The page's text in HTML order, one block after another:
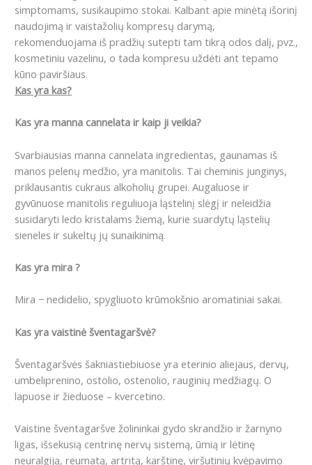
simptomams, susikaupimo stokai. Kalbant apie minėtą išorinį
naudojimą ir vaistažolių kompresų darymą,
rekomenduojama iš pradžių sutepti tam tikrą odos dalį, pvz.,
kosmetiniu vazelinu, o tada kompresu uždėti ant tepamo
kūno paviršiaus.
Kas yra kas?
Kas yra manna cannelata ir kaip ji veikia?
Svarbiausias manna cannelata ingredientas, gaunamas iš
manos pelenų medžio, yra manitolis. Tai cheminis junginys,
priklausantis cukraus alkoholių grupei. Augaluose ir
gyvūnuose manitolis reguliuoja ląstelinį slėgį ir neleidžia
susidaryti ledo kristalams žiemą, kurie suardytų ląstelių
sieneles ir sukeltų jų sunaikinimą.
Kas yra mira ?
Mira − nedidelio, spygliuoto krūmokšnio aromatiniai sakai.
Kas yra vaistinė šventagaršvė?
Šventagaršvės šakniastiebiuose yra eterinio aliejaus, dervų,
umbeliprenino, ostolio, ostenolio, rauginių medžiagų. O
lapuose ir žieduose – kvercetino.
Vaistine šventagaršve žolininkai gydo skrandžio ir žarnyno
ligas, išsekusią centrinę nervų sistemą, ūmią ir lėtinę
neuralgiją, reumatą, artritą, karštinę, viršutinių kvėpavimo